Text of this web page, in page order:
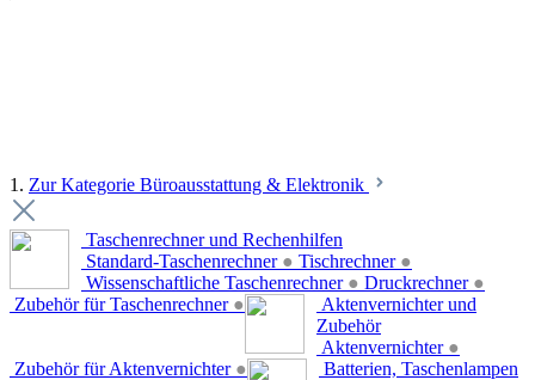
1. Zur Kategorie Büroausstattung & Elektronik
Taschenrechner und Rechenhilfen
Standard-Taschenrechner ● Tischrechner ●
Wissenschaftliche Taschenrechner ● Druckrechner ●
Zubehör für Taschenrechner ●
Aktenvernichter und
Zubehör
Aktenvernichter ●
Zubehör für Aktenvernichter ● Batterien, Taschenlampen